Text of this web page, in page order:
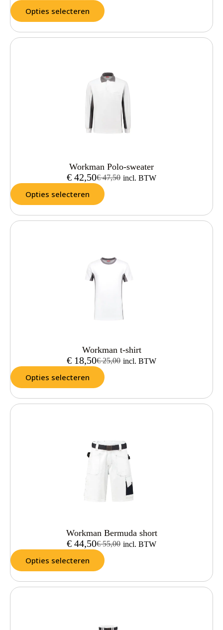
Opties selecteren
Workman Polo-sweater
€47,50
€ 42,50 incl. BTW
Opties selecteren
Workman t-shirt
€25,00
€ 18,50 incl. BTW
Opties selecteren
Workman Bermuda short
€55,00
€ 44,50 incl. BTW
Opties selecteren